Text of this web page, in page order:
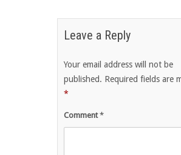
Leave a Reply
Your email address will not be
published. Required fields are
*
Comment*